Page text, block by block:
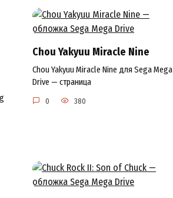
Chou Yakyuu Miracle Nine
Chou Yakyuu Miracle Nine для Sega Mega
Drive — страница
0 380